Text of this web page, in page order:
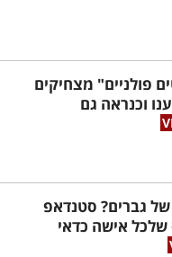
פולניים" מצחיקים
וכנראה גם
גברים? סטנדאפ
שלכל אישה כדאי